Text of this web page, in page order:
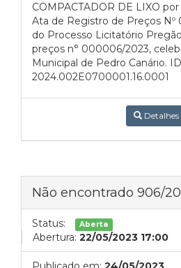
COMPACTADOR DE LIXO
Ata de Registro de Preços Nº
do Processo Licitatório
preços n° 000006/2023,
Municipal de Pedro Canário.
2024.002E0700001.16.0001
Detalhes
Não encontrado 906/
Status: Aberta
Abertura: 22/05/2023 17:00